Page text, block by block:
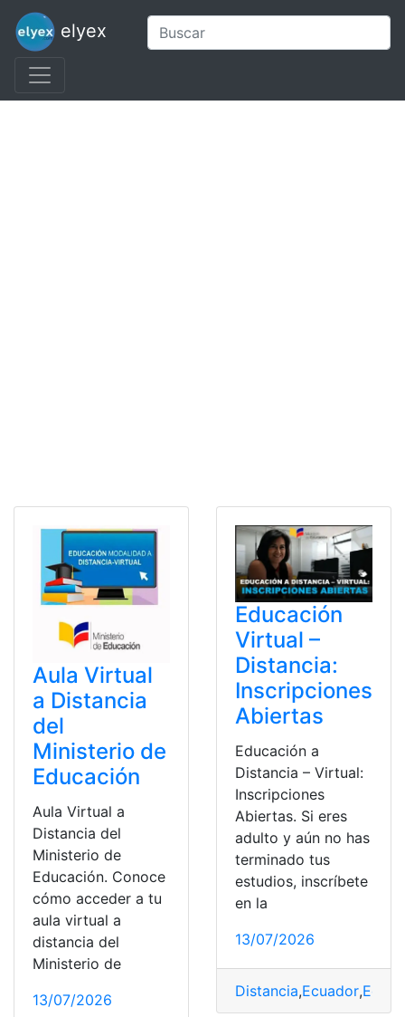
elyex
Aula Virtual
a Distancia
del
Ministerio de
Educación
Aula Virtual a
Distancia del
Ministerio de
Educación. Conoce
cómo acceder a tu
aula virtual a
distancia del
Ministerio de
13/07/2026
Educación
Virtual –
Distancia:
Inscripciones
Abiertas
Educación a
Distancia – Virtual:
Inscripciones
Abiertas. Si eres
adulto y aún no has
terminado tus
estudios, inscríbete
en la
13/07/2026
Distancia,Ecuador,